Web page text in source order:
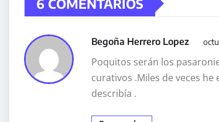
Begoña Herrero Lopez
Poquitos serán los
curativos .Miles de veces
describía .